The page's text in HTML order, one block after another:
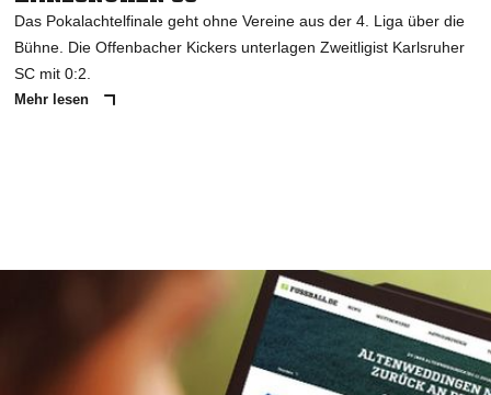
Das Pokalachtelfinale geht ohne Vereine aus der 4. Liga über die
Bühne. Die Offenbacher Kickers unterlagen Zweitligist Karlsruher
SC mit 0:2.
Mehr lesen